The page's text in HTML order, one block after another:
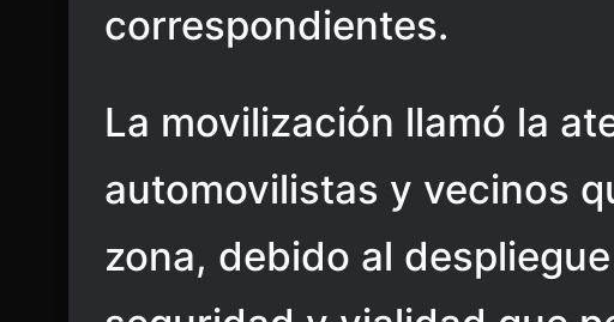
correspondientes.
La movilización llamó la
automovilistas y vecinos
zona, debido al